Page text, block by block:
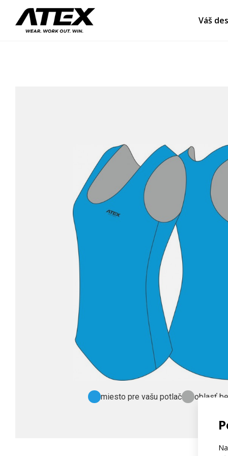
Váš
miesto pre vašu potlač oblasť